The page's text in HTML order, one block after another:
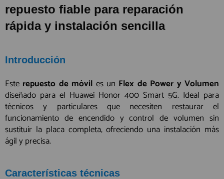
repuesto fiable para reparación
rápida y instalación sencilla
Introducción
Este repuesto de móvil es un Flex de Power y Volumen
diseñado para el Huawei Honor 400 Smart 5G. Ideal para
técnicos y particulares que necesiten restaurar el
funcionamiento de encendido y control de volumen sin
sustituir la placa completa, ofreciendo una instalación más
ágil y precisa.
Características técnicas